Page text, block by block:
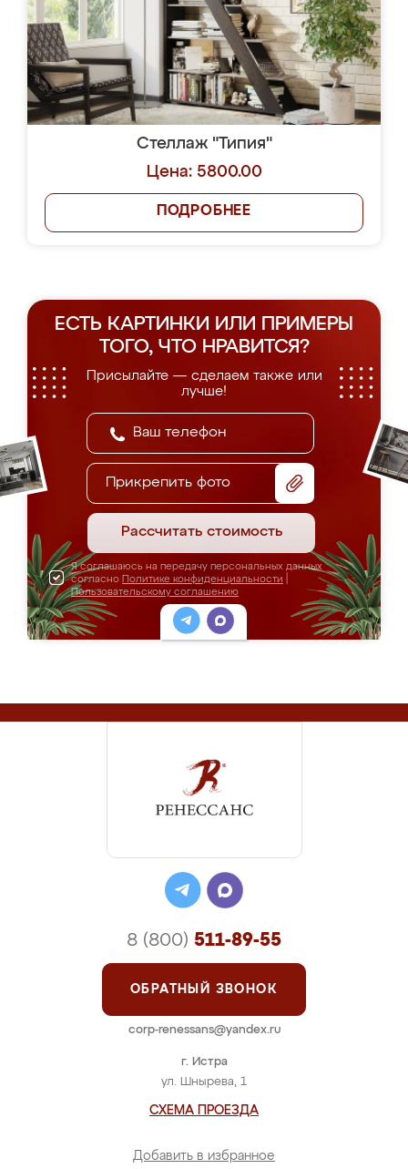
Стеллаж "Типия"
Цена: 5800.00
ПОДРОБНЕЕ
ЕСТЬ КАРТИНКИ ИЛИ ПРИМЕРЫ
ТОГО, ЧТО НРАВИТСЯ?
Присылайте — сделаем также или
лучше!
Прикрепить фото
Рассчитать стоимость
Я соглашаюсь на передачу персональных данных
согласно Политике конфиденциальности
Пользовательскому соглашению
г. Истра
ул. Шнырева, 1
СХЕМА ПРОЕЗДА
Добавить в избранное
8 (800) 511-89-55
ОБРАТНЫЙ ЗВОНОК
corp-renessans@yandex.ru